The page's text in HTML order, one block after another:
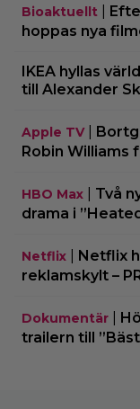
Bioaktuellt
hoppas nya
IKEA hyllas
till Alexander
Apple TV|
Robin Williams
HBO Max
Två
drama i
Netflix
Netflix
reklamskylt –
Dokumentär
trailern till